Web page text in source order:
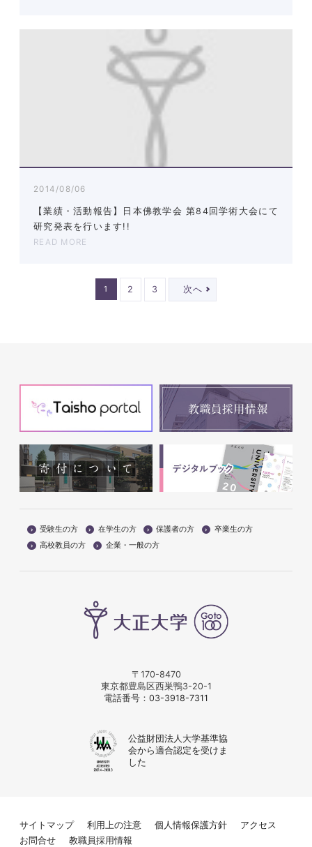
2014/08/06
【業績・活動報告】日本佛教学会 第84回学術大会にて
研究発表を行います!!
READ MORE
1 2 3 次へ
受験生の方 在学生の方 保護者の方
卒業生の方
高校教員の方
企業・一般の方
〒170-8470
東京都豊島区西巣鴨3-20-1
電話番号： 03-3918-7311
公益財団法人大学基準協
会から適合認定を受けま
した
サイトマップ 利用上の注意 個人情報保護方針
アクセス
お問合せ
教職員採用情報